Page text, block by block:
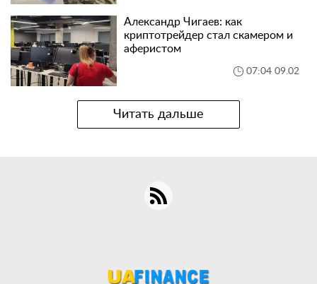
Александр Чигаев: как
криптотрейдер стал скамером и
аферистом
07:04 09.02
Читать дальше